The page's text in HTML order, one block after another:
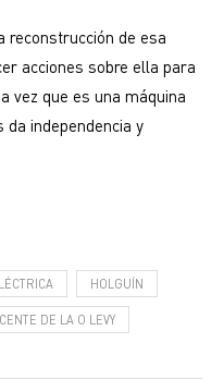
reconstrucción de esa
acciones sobre ella para
vez que es una máquina
da independencia y
HOLGUÍN
DE LA O LEVY